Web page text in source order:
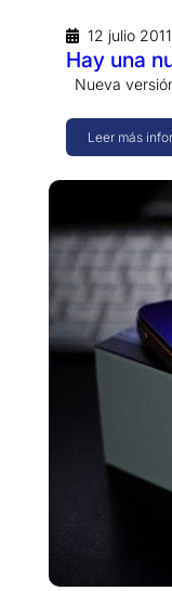
12 julio 2011
Hay una
Nueva
Leer más